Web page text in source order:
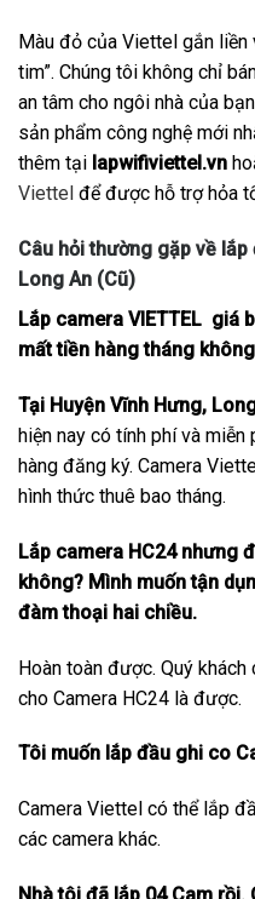
Màu đỏ của Viettel gắn
tim”. Chúng tôi không chỉ
an tâm cho ngôi nhà của
sản phẩm công nghệ mới
thêm tại lapwifiviettel.vn
Viettel để được hỗ trợ hỏa
Câu hỏi thường gặp về
Long An (Cũ)
Lắp camera VIETTEL giá
mất tiền hàng tháng
Tại Huyện Vĩnh Hưng,
hiện nay có tính phí và
hàng đăng ký. Camera
hình thức thuê bao tháng.
Lắp camera HC24 nhưng
không? Mình muốn tận
đàm thoại hai chiều.
Hoàn toàn được. Quý
cho Camera HC24 là được.
Tôi muốn lắp đầu ghi co
Camera Viettel có thể lắp
các camera khác.